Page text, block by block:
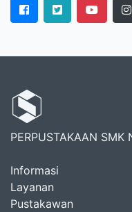
PERPUSTAKAAN SMK
Informasi
Layanan
Pustakawan